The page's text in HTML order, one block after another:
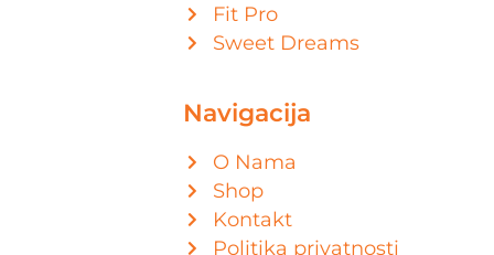
Fit Pro
Sweet Dreams
Navigacija
O Nama
Shop
Kontakt
Politika privatnosti